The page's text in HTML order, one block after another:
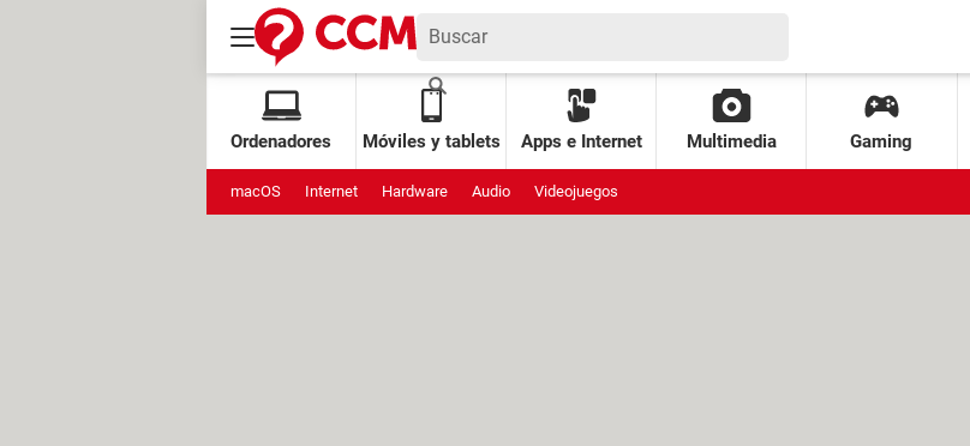
Ordenadores Móviles y tablets Apps e Internet Multimedia Gaming
macOS Internet Hardware Audio Videojuegos